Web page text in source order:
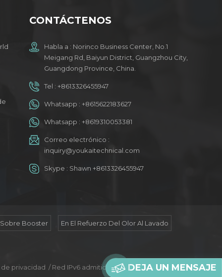
CONTÁCTENOS
Habla a : Norinco Business Center, No.1
Meigang Rd, Baiyun District, Guangzhou City,
Guangdong Province, China.
Tel : +8613326455947
Whatsapp : +8615622183627
Whatsapp : +8619310053381
Correo electrónico :
inquiry@youkaitechnical.com
Skype : Shawn +8613326455947
Booster En El Refuerzo Del Olor Al Lavado
privacidad /Red IPv6 admitida DEJA UN MENSAJE